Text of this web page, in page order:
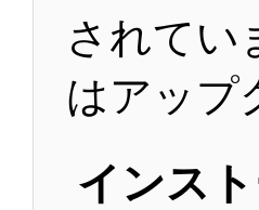
されてい
はアップ
インス